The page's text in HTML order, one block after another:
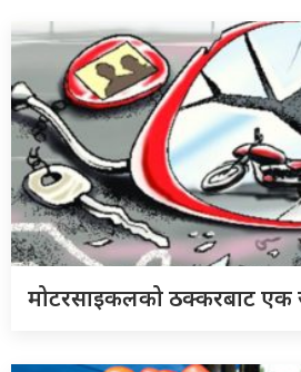
मोटरसाइकलको ठक्करबाट एक